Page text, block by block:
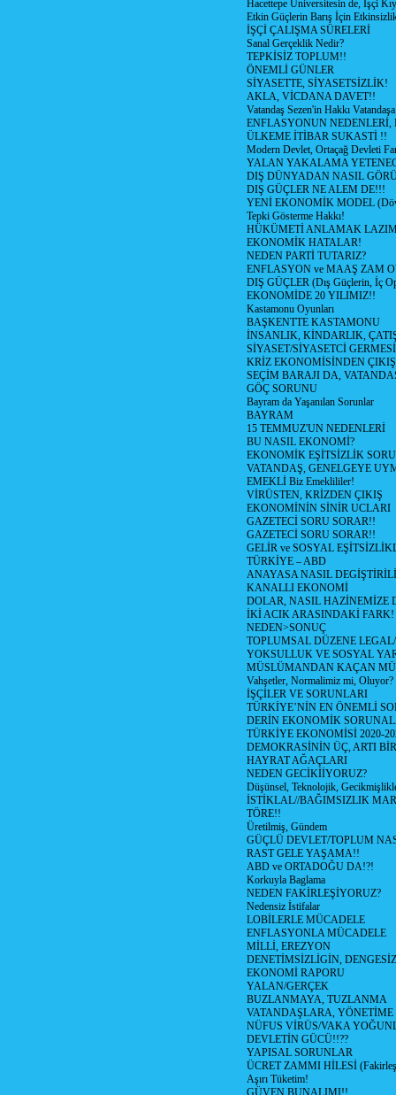
Hacettepe Üniversitesin de, İşçi
Etkin Güçlerin Barış İçin
İŞÇİ ÇALIŞMA SÜRELERİ
Sanal Gerçeklik Nedir?
TEPKİSİZ TOPLUM!!
ÖNEMLİ GÜNLER
SİYASETTE, SİYASETSİZLİK!
AKLA, VİCDANA DAVET!!
Vatandaş Sezen'in Hakkı
ENFLASYONUN NEDENLERİ,
ÜLKEME İTİBAR SUKASTİ !!
Modern Devlet, Ortaçağ Devleti
YALAN YAKALAMA
DIŞ DÜNYADAN NASIL
DIŞ GÜÇLER NE ALEM DE!!!
YENİ EKONOMİK MODEL
Tepki Gösterme Hakkı!
HÜKÜMETİ ANLAMAK
EKONOMİK HATALAR!
NEDEN PARTİ TUTARIZ?
ENFLASYON ve MAAŞ ZAM
DIŞ GÜÇLER (Dış Güçlerin, İç
EKONOMİDE 20 YILIMIZ!!
Kastamonu Oyunları
BAŞKENTTE KASTAMONU
İNSANLIK, KİNDARLIK,
SİYASET/SİYASETCİ
KRİZ EKONOMİSİNDEN ÇIKIŞ
SEÇİM BARAJI DA,
GÖÇ SORUNU
Bayram da Yaşanılan Sorunlar
BAYRAM
15 TEMMUZ'UN NEDENLERİ
BU NASIL EKONOMİ?
EKONOMİK EŞİTSİZLİK
VATANDAŞ, GENELGEYE
EMEKLİ Biz Emeklililer!
VİRÜSTEN, KRİZDEN ÇIKIŞ
EKONOMİNİN SİNİR UCLARI
GAZETECİ SORU SORAR!!
GAZETECİ SORU SORAR!!
GELİR ve SOSYAL
TÜRKİYE – ABD
ANAYASA NASIL
KANALLI EKONOMİ
DOLAR, NASIL HAZİNEMİZE
İKİ ACIK ARASINDAKİ FARK!
NEDEN>SONUÇ
TOPLUMSAL DÜZENE
YOKSULLUK VE SOSYAL
MÜSLÜMANDAN KAÇAN
Vahşetler, Normalimiz mi, Oluyor?
İŞÇİLER VE SORUNLARI
TÜRKİYE’NİN EN ÖNEMLİ
DERİN EKONOMİK
TÜRKİYE EKONOMİSİ 2020-
DEMOKRASİNİN ÜÇ, ARTI
HAYRAT AĞAÇLARI
NEDEN GECİKİİYORUZ?
Düşünsel, Teknolojik,
İSTİKLAL//BAĞIMSIZLIK
TÖRE!!
Üretilmiş, Gündem
GÜÇLÜ DEVLET/TOPLUM
RAST GELE YAŞAMA!!
ABD ve ORTADOĞU DA!?!
Korkuyla Baglama
NEDEN FAKİRLEŞİYORUZ?
Nedensiz İstifalar
LOBİLERLE MÜCADELE
ENFLASYONLA MÜCADELE
MİLLİ, EREZYON
DENETİMSİZLİGİN,
EKONOMİ RAPORU
YALAN/GERÇEK
BUZLANMAYA, TUZLANMA
VATANDAŞLARA,
NÜFUS VİRÜS/VAKA
DEVLETİN GÜCÜ!!??
YAPISAL SORUNLAR
ÜCRET ZAMMI HİLESİ
Aşırı Tüketim!
GÜVEN BUNALIMI!!